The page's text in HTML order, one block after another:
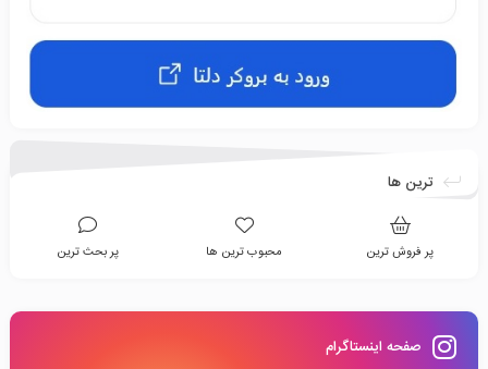
ترین ها
پر فروش ترین محبوب ترین ها پر بحث ترین
صفحه اینستاگرام